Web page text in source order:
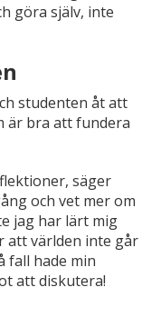
göra själv, inte
studenten åt att
är bra att fundera
säger
och vet mer om
jag har lärt mig
att världen inte går
fall hade min
att diskutera!